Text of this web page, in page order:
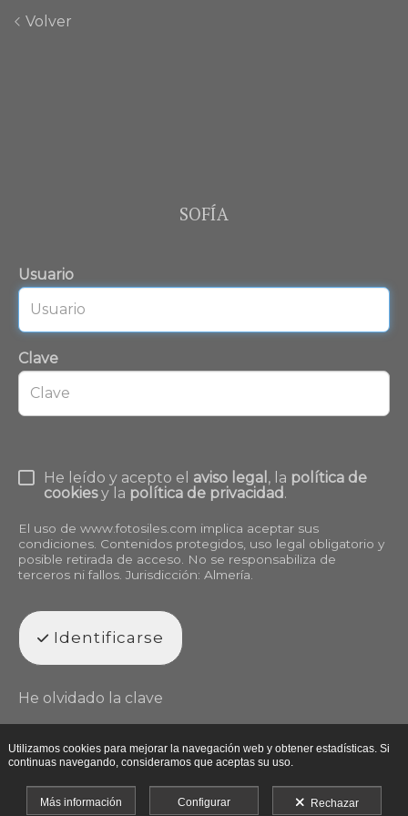
Volver
SOFÍA
Usuario
Clave
He leído y acepto el aviso legal , la política de
cookiesy la política de privacidad.
El uso de www.fotosiles.com implica aceptar sus
condiciones. Contenidos protegidos, uso legal obligatorio y
posible retirada de acceso. No se responsabiliza de
terceros ni fallos. Jurisdicción: Almería.
Identificarse
He olvidado la clave
Utilizamos cookies para mejorar la navegación web y obtener estadísticas. Si
continuas navegando, consideramos que aceptas su uso.
Más información Configurar Rechazar